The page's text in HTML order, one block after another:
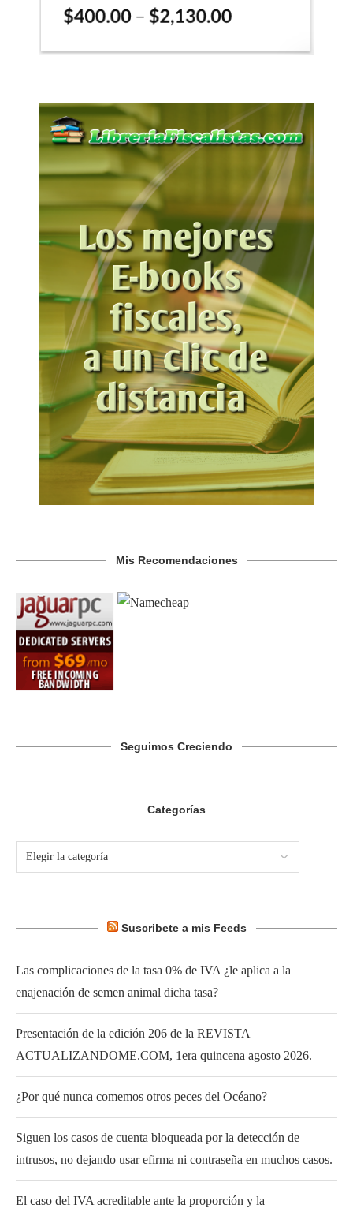
Mis Recomendaciones
Seguimos Creciendo
Categorías
Suscribete a mis Feeds
Las complicaciones de la tasa 0% de IVA ¿le aplica a la
enajenación de semen animal dicha tasa?
Presentación de la edición 206 de la REVISTA
ACTUALIZANDOME.COM, 1era quincena agosto 2026.
¿Por qué nunca comemos otros peces del Océano?
Siguen los casos de cuenta bloqueada por la detección de
intrusos, no dejando usar efirma ni contraseña en muchos casos.
El caso del IVA acreditable ante la proporción y la